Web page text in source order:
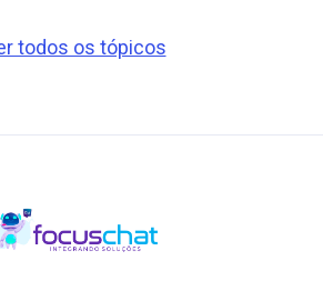
todos os tópicos